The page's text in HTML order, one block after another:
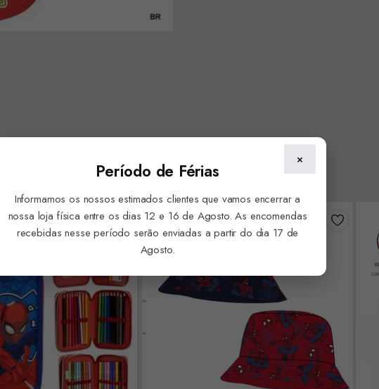
×
Período de Férias
Informamos os nossos estimados clientes que vamos encerrar a
nossa loja física entre os dias 12 e 16 de Agosto. As encomendas
recebidas nesse período serão enviadas a partir do dia 17 de
Agosto.